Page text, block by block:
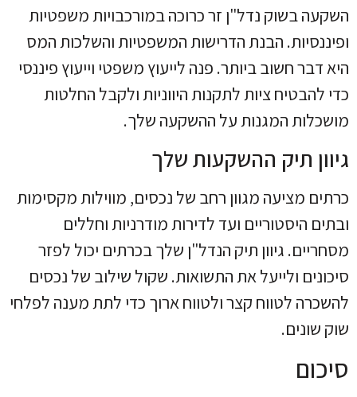
השקעה בשוק נדל"ן זר כרוכה במורכבויות משפטיות
ופיננסיות. הבנת הדרישות המשפטיות והשלכות המס
היא דבר חשוב ביותר. פנה לייעוץ משפטי וייעוץ פיננסי
כדי להבטיח ציות לתקנות היווניות ולקבל החלטות
מושכלות המגנות על ההשקעה שלך.
גיוון תיק ההשקעות שלך
כרתים מציעה מגוון רחב של נכסים, מווילות מקסימות
ובתים היסטוריים ועד לדירות מודרניות וחללים
מסחריים. גיוון תיק הנדל"ן שלך בכרתים יכול לפזר
סיכונים ולייעל את התשואות. שקול שילוב של נכסים
להשכרה לטווח קצר ולטווח ארוך כדי לתת מענה לפלחי
שוק שונים.
סיכום